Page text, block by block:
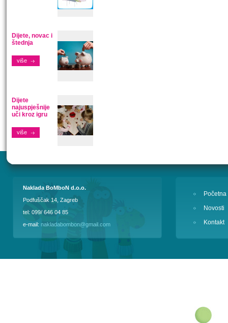
Dijete, novac i
štednja
više
Dijete
najuspješnije
uči kroz igru
više
Naklada BoMboN d.o.o.
Podfuščak 14, Zagreb
tel: 099/ 646 04 85
e-mail: nakladabombon@gmail.com
Početna
Novosti
Kontakt